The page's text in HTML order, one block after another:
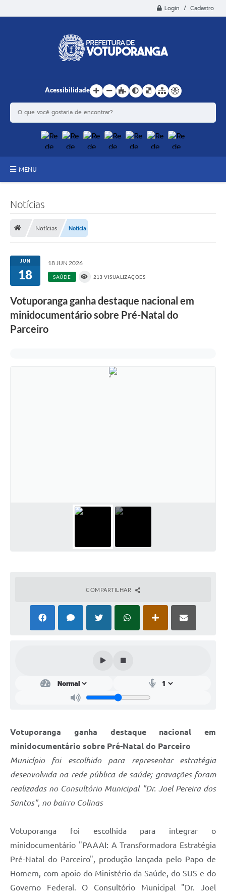
Login / Cadastro
Acessibilidade
MENU
A História
Notícias
Diário Oficial
Prestação de Contas
Agenda
Notícias
Notícias Notícia
JUN
18
18 JUN 2026
SAÚDE 213 VISUALIZAÇÕES
Votuporanga ganha destaque nacional em
minidocumentário sobre Pré-Natal do
Parceiro
COMPARTILHAR
Votuporanga ganha destaque nacional em
minidocumentário sobre Pré-Natal do Parceiro
Município foi escolhido para representar estratégia
desenvolvida na rede pública de saúde; gravações foram
realizadas no Consultório Municipal "Dr. Joel Pereira dos
Santos", no bairro Colinas
Votuporanga foi escolhida para integrar o
minidocumentário "PAAAI: A Transformadora Estratégia
Pré-Natal do Parceiro", produção lançada pelo Papo de
Homem, com apoio do Ministério da Saúde, do SUS e do
Governo Federal. O Consultório Municipal "Dr. Joel